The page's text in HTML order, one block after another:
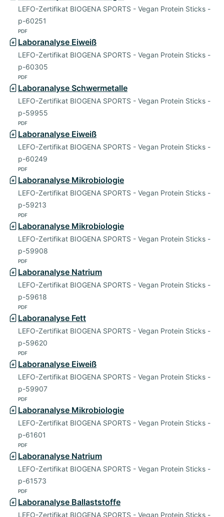
LEFO-Zertifikat BIOGENA SPORTS - Vegan Protein Sticks -
p-60251
PDF
Laboranalyse Eiweiß
LEFO-Zertifikat BIOGENA SPORTS - Vegan Protein Sticks -
p-60305
PDF
Laboranalyse Schwermetalle
LEFO-Zertifikat BIOGENA SPORTS - Vegan Protein Sticks -
p-59955
PDF
Laboranalyse Eiweiß
LEFO-Zertifikat BIOGENA SPORTS - Vegan Protein Sticks -
p-60249
PDF
Laboranalyse Mikrobiologie
LEFO-Zertifikat BIOGENA SPORTS - Vegan Protein Sticks -
p-59213
PDF
Laboranalyse Mikrobiologie
LEFO-Zertifikat BIOGENA SPORTS - Vegan Protein Sticks -
p-59908
PDF
Laboranalyse Natrium
LEFO-Zertifikat BIOGENA SPORTS - Vegan Protein Sticks -
p-59618
PDF
Laboranalyse Fett
LEFO-Zertifikat BIOGENA SPORTS - Vegan Protein Sticks -
p-59620
PDF
Laboranalyse Eiweiß
LEFO-Zertifikat BIOGENA SPORTS - Vegan Protein Sticks -
p-59907
PDF
Laboranalyse Mikrobiologie
LEFO-Zertifikat BIOGENA SPORTS - Vegan Protein Sticks -
p-61601
PDF
Laboranalyse Natrium
LEFO-Zertifikat BIOGENA SPORTS - Vegan Protein Sticks -
p-61573
PDF
Laboranalyse Ballaststoffe
LEFO-Zertifikat BIOGENA SPORTS - Vegan Protein Sticks -